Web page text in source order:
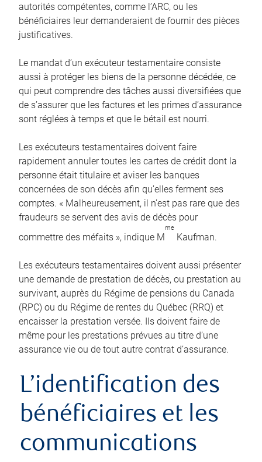
autorités compétentes, comme l’ARC, ou les
bénéficiaires leur demanderaient de fournir des pièces
justificatives.
Le mandat d’un exécuteur testamentaire consiste
aussi à protéger les biens de la personne décédée, ce
qui peut comprendre des tâches aussi diversifiées que
de s’assurer que les factures et les primes d’assurance
sont réglées à temps et que le bétail est nourri.
Les exécuteurs testamentaires doivent faire
rapidement annuler toutes les cartes de crédit dont la
personne était titulaire et aviser les banques
concernées de son décès afin qu’elles ferment ses
comptes. « Malheureusement, il n’est pas rare que des
fraudeurs se servent des avis de décès pour
commettre des méfaits », indique M
me
Kaufman.
Les exécuteurs testamentaires doivent aussi présenter
une demande de prestation de décès, ou prestation au
survivant, auprès du Régime de pensions du Canada
(RPC) ou du Régime de rentes du Québec (RRQ) et
encaisser la prestation versée. Ils doivent faire de
même pour les prestations prévues au titre d’une
assurance vie ou de tout autre contrat d’assurance.
L’identification des
bénéficiaires et les
communications